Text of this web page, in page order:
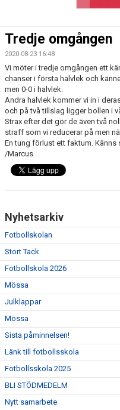
KALENDER
BILDGALLERI
DOKUMENT
VÅRA LAG/TRÄNARE
MATCHER
STÖDMEDLEM
Tredje omgången
2020-08-23 16:48
Vi möter i tredje omgången ett
chanser i första halvlek och
men 0-0 i halvlek.
Andra halvlek kommer vi in i
och på två tillslag ligger bollen i
Strax efter det gör de även två
straff som vi reducerar på men
En tung förlust ett faktum. Känns
/Marcus
Nyhetsarkiv
Fotbollskolan
Stort Tack
Fotbollskola 2026
Mössa
Julklappar
Mössa
Sista påminnelsen!
Länk till fotbollsskola
Fotbollsskola 2025
BLI STÖDMEDELM
Nytt samarbete